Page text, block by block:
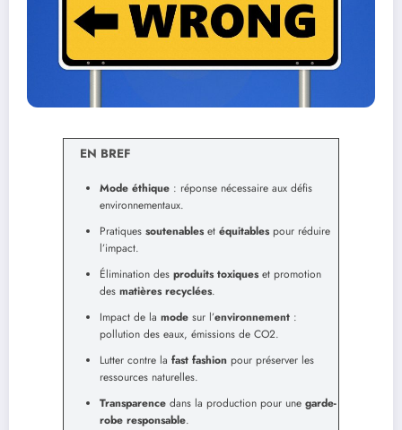
EN BREF
Mode éthique : réponse nécessaire aux défis
environnementaux.
Pratiques soutenableset équitablespour réduire
l’impact.
Élimination des produits toxiqueset promotion
des matières recyclées.
Impact de la mode sur l’environnement :
pollution des eaux, émissions de CO2.
Lutter contre la fast fashion pour préserver les
ressources naturelles.
Transparence dans la production pour une garde-
robe responsable.